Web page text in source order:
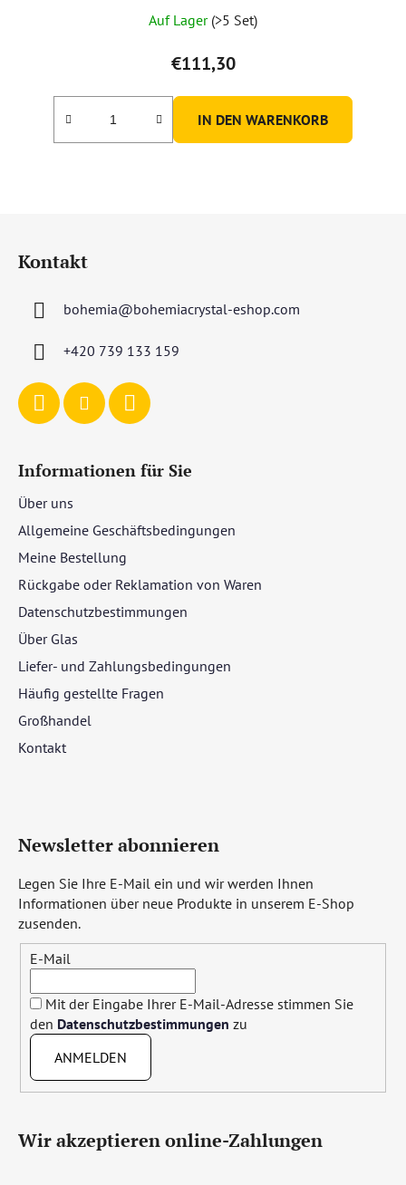
Auf Lager (>5 Set)
€111,30
IN DEN WARENKORB
Kontakt
bohemia@bohemiacrystal-eshop.com
+420 739 133 159
Informationen für Sie
Über uns
Allgemeine Geschäftsbedingungen
Meine Bestellung
Rückgabe oder Reklamation von Waren
Datenschutzbestimmungen
Über Glas
Liefer- und Zahlungsbedingungen
Häufig gestellte Fragen
Großhandel
Kontakt
Newsletter abonnieren
Legen Sie Ihre E-Mail ein und wir werden Ihnen
Informationen über neue Produkte in unserem E-Shop
zusenden.
E-Mail
Mit der Eingabe Ihrer E-Mail-Adresse stimmen Sie
den Datenschutzbestimmungen zu
ANMELDEN
Wir akzeptieren online-Zahlungen